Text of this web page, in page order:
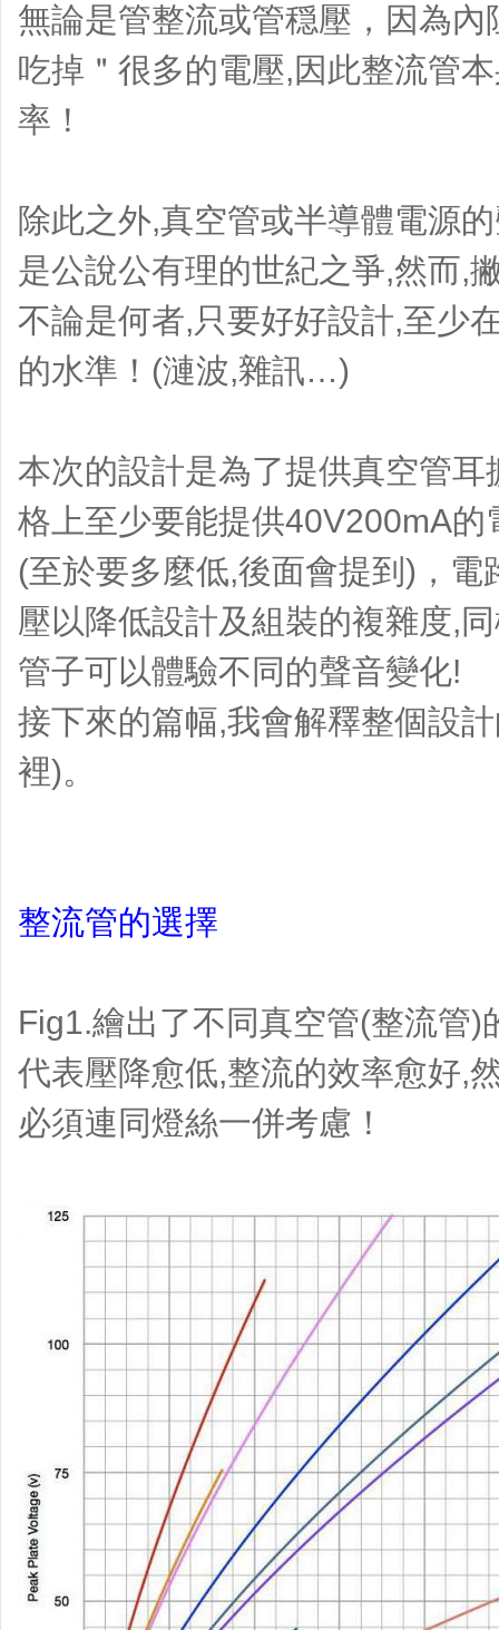
無論是管整流或管穏壓，因為
吃掉＂很多的電壓,因此整流管
率！
除此之外,真空管或半導體電源
是公說公有理的世紀之爭,然而,
不論是何者,只要好好設計,至少
的水準！(漣波,雜訊…)
本次的設計是為了提供真空管
格上至少要能提供40V200mA的
(至於要多麼低,後面會提到)，
壓以降低設計及組裝的複雜度,
管子可以體驗不同的聲音變化!
接下來的篇幅,我會解釋整個設
裡)。
整流管的選擇
Fig1.繪出了不同真空管(整流管)
代表壓降愈低,整流的效率愈好,
必須連同燈絲一併考慮！